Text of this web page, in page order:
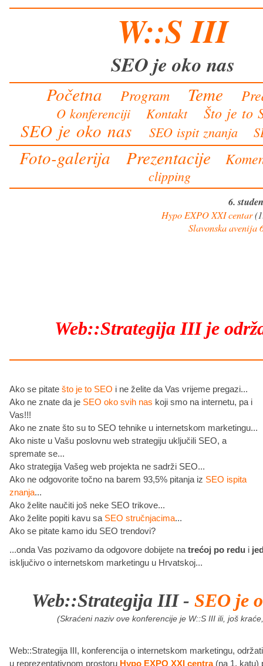
W::S III
SEO je oko nas
Početna Program Teme
O konferenciji Kontakt Što je to
SEO je oko nas SEO ispit znanja
Foto-galerija Prezentacije
clipping
6.
Hypo EXPO XXI centar
Slavonska avenija
Web::Strategija III je
Ako se pitate što je to SEO i ne želite da Vas vrijeme pregazi...
Ako ne znate da je SEO oko svih nas koji smo na internetu, pa i
Vas!!!
Ako ne znate što su to SEO tehnike u internetskom marketingu...
Ako niste u Vašu poslovnu web strategiju uključili SEO, a
spremate se...
Ako strategija Vašeg web projekta ne sadrži SEO...
Ako ne odgovorite točno na barem 93,5% pitanja iz SEO ispita
znanja...
Ako želite naučiti još neke SEO trikove...
Ako želite popiti kavu sa SEO stručnjacima...
Ako se pitate kamo idu SEO trendovi?
...onda Vas pozivamo da odgovore dobijete na trećoj po redu i
isključivo o internetskom marketingu u Hrvatskoj...
Web::Strategija III - SEO je
(Skraćeni naziv ove konferencije je W::S III ili, još
Web::Strategija III, konferencija o internetskom marketingu,
u reprezentativnom prostoru Hypo EXPO XXI centra(na 1. katu)